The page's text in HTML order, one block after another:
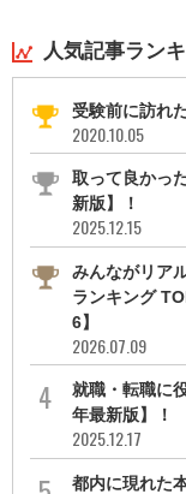
人気記事ラン
受験前に訪れ
2020.10.05
取って良かっ
新版】！
2025.12.15
みんながリア
ランキング
6】
2026.07.09
就職・転職に
年最新版】！
2025.12.17
都内に現れた